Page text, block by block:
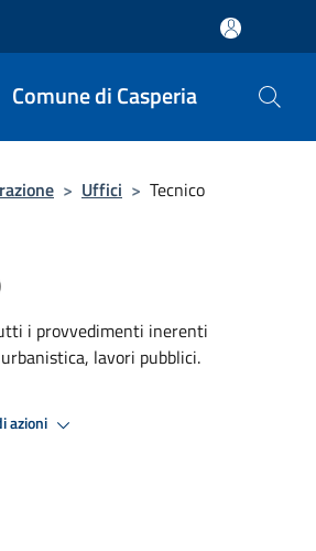
Comune di Casperia
> Uffici > Tecnico
i provvedimenti inerenti
lavori pubblici.
azioni